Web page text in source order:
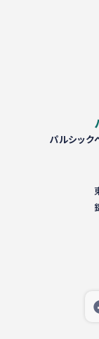
パルシック